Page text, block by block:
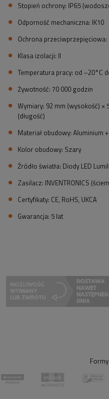
Stopień ochrony: IP65
Odporność mechaniczna: IK10
Ochrona przeciwprzepięciowa:
Klasa izolacji: II
Temperatura pracy: od –20°C
Żywotność: 70 000 godzin
Wymiary: 92 mm (wysokość) ×
(długość)
Materiał obudowy: Aluminium
Kolor obudowy: Szary
Źródło światła: Diody LED
Zasilacz: INVENTRONICS
Certyfikaty: CE, RoHS, UKCA
Gwarancja: 5 lat